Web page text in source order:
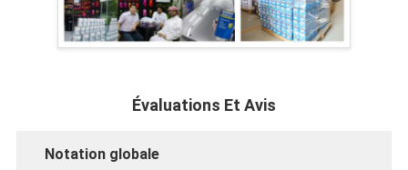
Évaluations Et Avis
Notation globale